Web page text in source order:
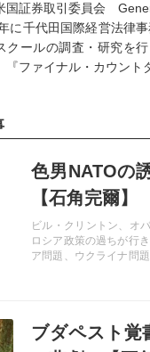
国証券取引委員会
に千代田国際経営法律
クールの調査・研究を
『ファイナル・カウン
色男NATOの
【石角完爾】
ビル・クリントン、オ
ロシア政策の過ちが行
ア問題、ウクライナ問
ブダペスト覚